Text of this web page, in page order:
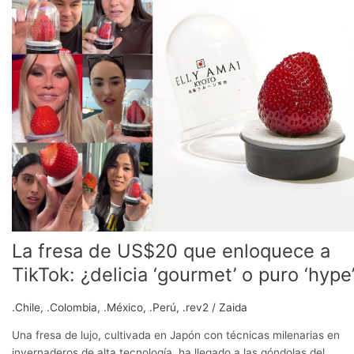
La fresa de US$20 que enloquece a
TikTok: ¿delicia ‘gourmet’ o puro
.Chile, .Colombia, .México, .Perú, .rev2 / Zaida
Una fresa de lujo, cultivada en Japón con técnicas milenarias en
de
US$20
que
enloquece
TikTok:
¿delicia
‘gourmet’
o
puro
‘hype’?